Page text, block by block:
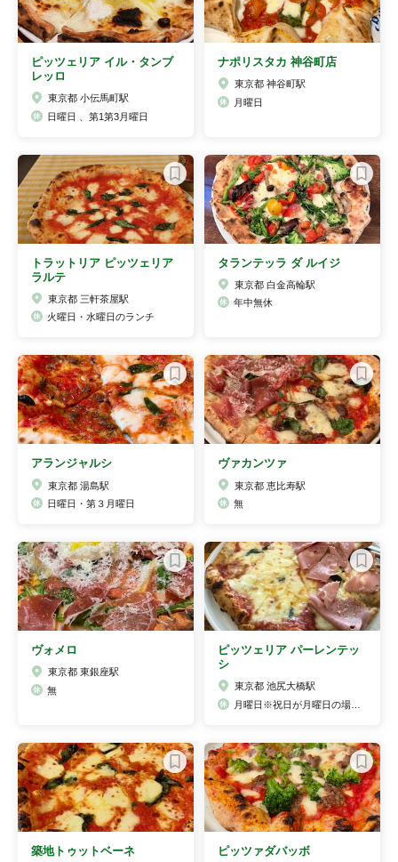
ピッツェリア イル・タンブ
レッロ
東京都 小伝馬町駅
日曜日 、第1第3月曜日
ナポリスタカ 神谷町店
東京都 神谷町駅
月曜日
トラットリア ピッツェリア
ラルテ
東京都 三軒茶屋駅
火曜日・水曜日のランチ
タランテッラ ダ ルイジ
東京都 白金高輪駅
年中無休
アランジャルシ
東京都 湯島駅
日曜日・第３月曜日
ヴァカンツァ
東京都 恵比寿駅
無
ヴォメロ
東京都 東銀座駅
無
ピッツェリア パーレンテッ
シ
東京都 池尻大橋駅
築地トゥットベーネ ピッツァダバッボ